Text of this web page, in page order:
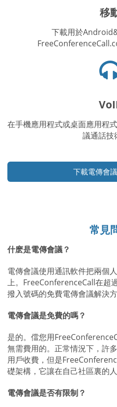
移
下載用於
在手機應用程式或桌面應用程
議通話技
下載電傳會
常見
什麽是電傳會議？
電傳會議使用通訊軟件把兩個
上。FreeConferenceCall在超
撥入號碼的免費電傳會議解決方
電傳會議是免費的嗎？
是的。儅您用
無需費用的。正常情況下，許
用戶收費，但是
礎架構，它讓在自己社區裏的人
電傳會議是否有限制？